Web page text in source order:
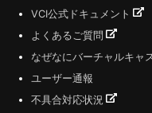
VCI公式ドキュメント
よくあるご質問
なぜなにバーチャルキャ
ユーザー通報
不具合対応状況